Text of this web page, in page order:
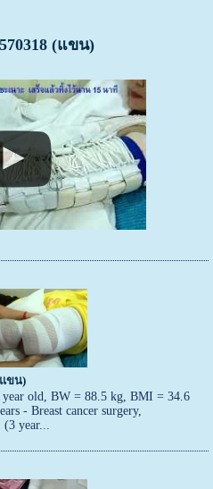
(แขน)
แขน)
old, BW = 88.5 kg, BMI = 34.6
- Breast cancer surgery,
year...